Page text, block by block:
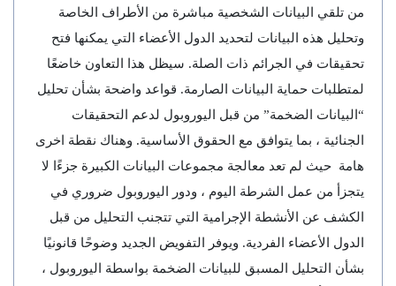
من تلقي البيانات الشخصية مباشرة من الأطراف الخاصة
وتحليل هذه البيانات لتحديد الدول الأعضاء التي يمكنها فتح
تحقيقات في الجرائم ذات الصلة. سيظل هذا التعاون خاضعًا
لمتطلبات حماية البيانات الصارمة. قواعد واضحة بشأن تحليل
“البيانات الضخمة” من قبل اليوروبول لدعم التحقيقات
الجنائية ، بما يتوافق مع الحقوق الأساسية. وهناك نقطة اخرى
هامة حيث لم تعد معالجة مجموعات البيانات الكبيرة جزءًا لا
يتجزأ من عمل الشرطة اليوم ، ودور اليوروبول ضروري في
الكشف عن الأنشطة الإجرامية التي تتجنب التحليل من قبل
الدول الأعضاء الفردية. ويوفر التفويض الجديد وضوحًا قانونيًا
بشأن التحليل المسبق للبيانات الضخمة بواسطة اليوروبول ،